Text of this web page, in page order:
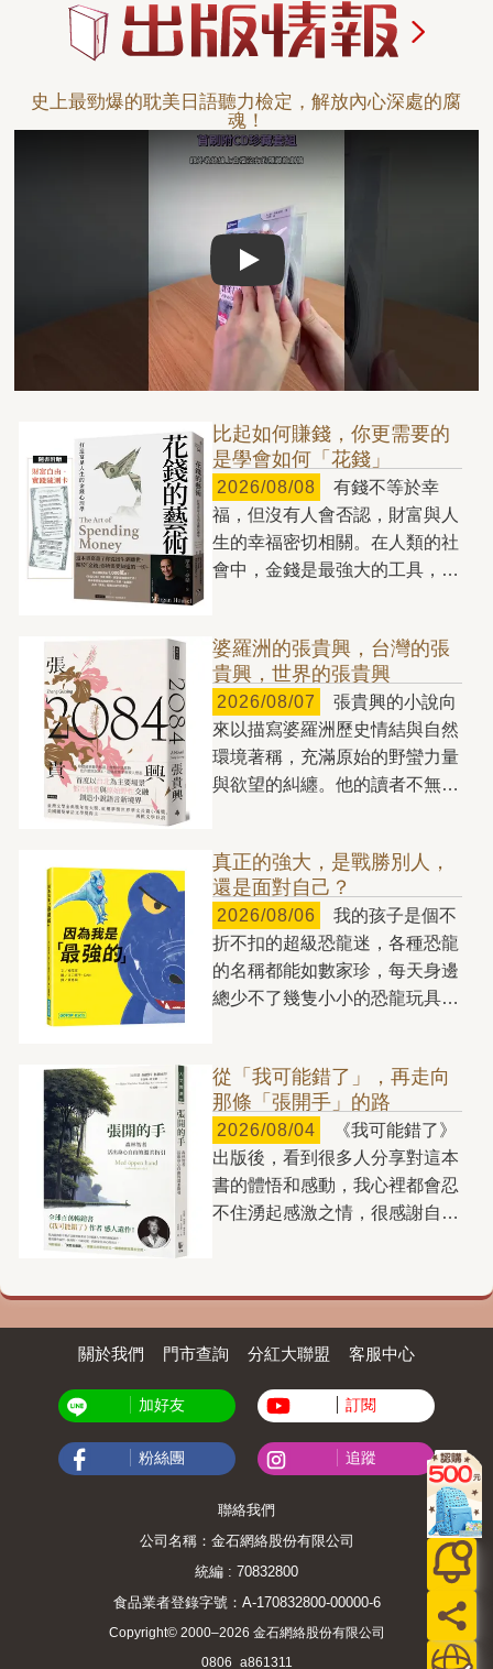
Play video
史上最勁爆的耽美日語聽力檢定，解放內心深處的腐
魂！
比起如何賺錢，你更需要的
是學會如何「花錢」
2026/08/08
福，但沒有人會否認，財富與人
生的幸福密切相關。在人類的社
會中，金錢是最強大的工具，也
拚命賺錢，卻往往不知道該如何
花錢。無止境地儲蓄，卻不敢把
錢用在真正能讓人生更美好的事
物上。我們混淆了欽佩與羨慕、
舒適與過度、效用與地位，一不
小心，就從財富的主人，變成了
幸福。有些人家財萬貫，卻一毛
不拔，對自己和身邊的人十分吝
嗇，雖然坐擁龐大財富，但卻
「窮得只剩下錢」；有的人花錢
如流水，毫無節制地透支自己的
未來，落得晚景淒涼的下場；但
別，將錢用得精準有度，過著自
在富足的人生。 金錢能夠以
驚人的方式形塑人們的生命。如
果你不思考如何正確地用錢，錢
就會來用你，它會控制你，會把
你變成它的囚犯，毫不留情，且
案。它旨在讓你了解你和金錢的
關係，會如何影響你的決定，進
而了解如何重新塑造這份關係，
並讓金錢為你效力。書中也提到
財富自由的「15個心理層次」。
每個人都能在這個框架中找到屬
於自己的位置，了解自己接下來
的追求。這個框架的價值，不在
於那些令人嚮往的頂層，而在於
讓人明白，每向上一步，都能為
自己帶來真正的自由。這本書將
婆羅洲的張貴興，台灣的張
貴興，世界的張貴興
2026/08/07
來以描寫婆羅洲歷史情結與自然
環境著稱，充滿原始的野蠻力量
與欲望的糾纏。他的讀者不無可
若是脫離婆羅洲的土壤，或許無
處扎根。但張貴興就如任何忠實
於創作的小說家，不斷用小說探
索更多的人間樣態，貢獻給讀者
們，也因而成就《2084》這樣
的大跨越，台北成為小說主要場
靈魂甦醒，讓某些發自於此地的
獨特次聲波能被感知。 如果
不是張貴興，我們看不到這樣的
台北，就如同如果沒有張貴興，
我們看不到那樣的婆羅洲。
愛欲是《2084》中一支突出的
女人的態度與對待方式，但小說
並未單純停留在所謂的男性凝
視，而是展現出更為複雜多面的
欲望關係。書中女人所受到的控
制有暴力性質（如有權有勢的乾
爹），有金錢性質（如妓院），
有情愛性質（如男性角色對女人
的引誘）。這幾種男性對女性的
占有，都在小說中有耐人尋味的
翻轉，尤其情愛的關係更為微
妙。相對於此，某些情節呈現了
男女情感的真摯時刻，亦即擺脫
真正的強大，是戰勝別人，
還是面對自己？
2026/08/06
折不扣的超級恐龍迷，各種恐龍
的名稱都能如數家珍，每天身邊
總少不了幾隻小小的恐龍玩具。
分成草食性與肉食性兩大區域，
有時則依照生活環境，安排在海
洋或陸地棲息；甚至還會仿照電
影《侏羅紀公園》的情境，為某
些恐龍設置特別管制區。 孩
子在恐龍玩具的世界裡遊戲時，
小。然而，究竟什麼才是真正的
「強大」呢？ 第一次看到
《因為我是「最強的」》時，我
魚臉龐吸引。書封一角，一隻暴
龍正從遠方迎面而來；畫面中的
鱷魚與暴龍，都有著同樣銳利的
黃色眼睛，讓人一時分辨不出
來，書名所說的「最強的」，究
竟指的是暴龍，還是鱷魚？
更有趣的是，若將書本放在鏡子
前，便能從倒影中看見一張完整
的鱷魚臉。這樣的設計，也讓人
聯想到幼兒發展中的鏡像與自我
從「我可能錯了」，再走向
那條「張開手」的路
2026/08/04
出版後，看到很多人分享對這本
書的體悟和感動，我心裡都會忍
不住湧起感激之情，很感謝自己
對這本書最有感的就是「我可能
頭」，也因此開始特別留意自己
親。每次聽她重複在抱怨同樣的
害自己最大的，就是你最難放下
的那個念頭。看到她的不快樂與
對身邊人的影響，我深深體會
到，人的念頭如何一步步奪走人
的尊嚴與自由。 原本以為
《我可能錯了》會是比約恩留給
讀者的最後一本書。沒想到，去
年得知在他的託付之下，《我可
關於我們 門市查詢 分紅大聯盟 客服中心
加好友 訂閱
粉絲團 追蹤
聯絡我們
公司名稱：金石網絡股份有限公司
統編 : 70832800
食品業者登錄字號：A-170832800-00000-6
Copyright© 2000–2026 金石網絡股份有限公司
0806_a861311